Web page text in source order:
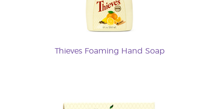
Thieves Foaming Hand Soap